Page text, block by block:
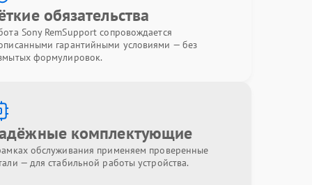
обязательства
Sony RemSupport сопровождается
гарантийными условиями — без
формулировок.
комплектующие
обслуживания применяем проверенные
— для стабильной работы устройства.